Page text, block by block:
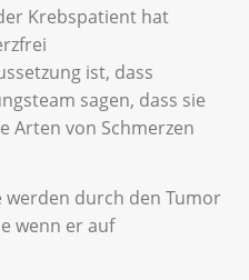
Krebspatient hat
ist, dass
sagen, dass sie
Arten von Schmerzen
werden durch den Tumor
wenn er auf